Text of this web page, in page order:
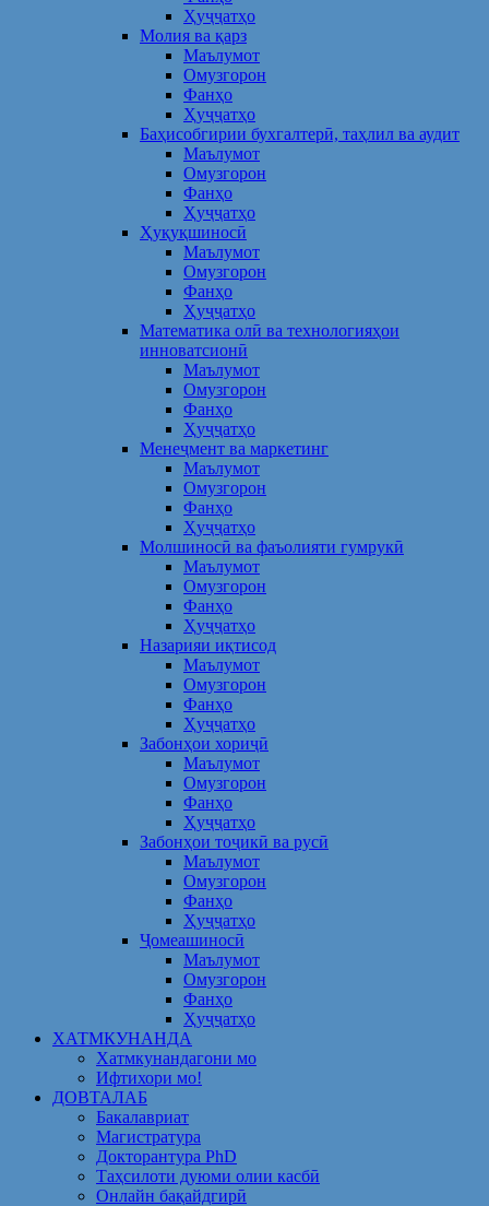
Ҳуҷҷатҳо
Молия ва қарз
Маълумот
Омузгорон
Фанҳо
Ҳуҷҷатҳо
Баҳисобгирии бухгалтерӣ, таҳлил ва аудит
Маълумот
Омузгорон
Фанҳо
Ҳуҷҷатҳо
Ҳуқуқшиносӣ
Маълумот
Омузгорон
Фанҳо
Ҳуҷҷатҳо
Математика олӣ ва технологияҳои
инноватсионӣ
Маълумот
Омузгорон
Фанҳо
Ҳуҷҷатҳо
Менеҷмент ва маркетинг
Маълумот
Омузгорон
Фанҳо
Ҳуҷҷатҳо
Молшиносӣ ва фаъолияти гумрукӣ
Маълумот
Омузгорон
Фанҳо
Ҳуҷҷатҳо
Назарияи иқтисод
Маълумот
Омузгорон
Фанҳо
Ҳуҷҷатҳо
Забонҳои хориҷӣ
Маълумот
Омузгорон
Фанҳо
Ҳуҷҷатҳо
Забонҳои тоҷикӣ ва русӣ
Маълумот
Омузгорон
Фанҳо
Ҳуҷҷатҳо
Ҷомеашиносӣ
Маълумот
Омузгорон
Фанҳо
Ҳуҷҷатҳо
ХАТМКУНАНДА
Хатмкунандагони мо
Ифтихори мо!
ДОВТАЛАБ
Бакалавриат
Магистратура
Докторантура PhD
Таҳсилоти дуюми олии касбӣ
Онлайн бақайдгирӣ